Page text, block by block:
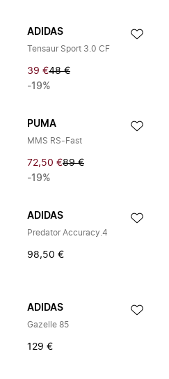
ADIDAS
Tensaur Sport 3.0 CF
39 €48 €
-19%
PUMA
MMS RS-Fast
72,50 €89 €
-19%
ADIDAS
Predator Accuracy.4
98,50 €
ADIDAS
Gazelle 85
129 €